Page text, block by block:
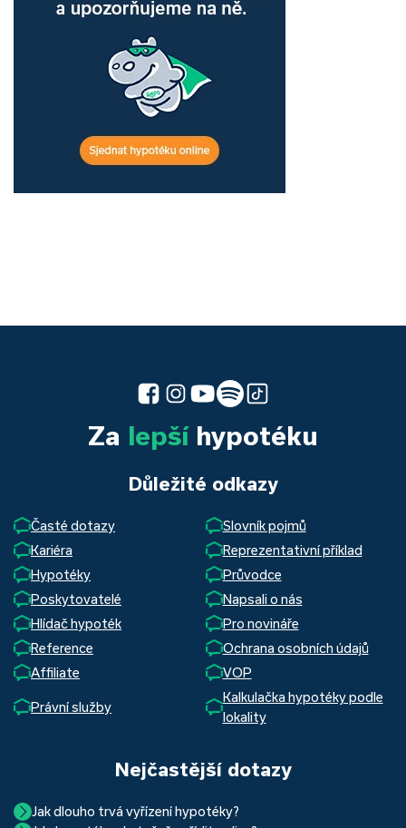
Za lepšíhypotéku
Důležité odkazy
Časté dotazy
Slovník pojmů
Kariéra
Reprezentativní příklad
Hypotéky
Průvodce
Poskytovatelé
Napsali o nás
Hlídač hypoték
Pro novináře
Reference
Ochrana osobních údajů
Affiliate
VOP
Právní služby
Kalkulačka hypotéky podle
lokality
Nejčastější dotazy
Jak dlouho trvá vyřízení hypotéky?